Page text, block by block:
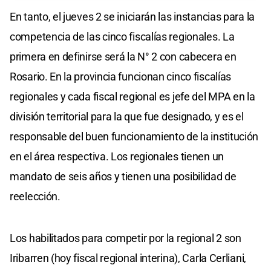
En tanto, el jueves 2 se iniciarán las instancias para la
competencia de las cinco fiscalías regionales. La
primera en definirse será la N° 2 con cabecera en
Rosario. En la provincia funcionan cinco fiscalías
regionales y cada fiscal regional es jefe del MPA en la
división territorial para la que fue designado, y es el
responsable del buen funcionamiento de la institución
en el área respectiva. Los regionales tienen un
mandato de seis años y tienen una posibilidad de
reelección.
Los habilitados para competir por la regional 2 son
Iribarren (hoy fiscal regional interina), Carla Cerliani,